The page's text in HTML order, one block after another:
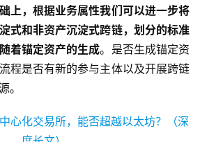
上，根据业务属性我们可以进一步将
式和非资产沉淀式跨链，划分的标准
着锚定资产的生成。是否生成锚定资
程是否有新的参与主体以及开展跨链
。